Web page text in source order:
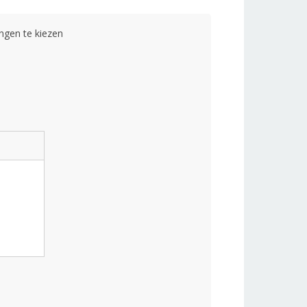
te kiezen